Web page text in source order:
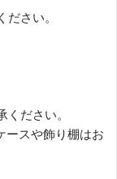
さい。
ださい。
ースや飾り棚はお